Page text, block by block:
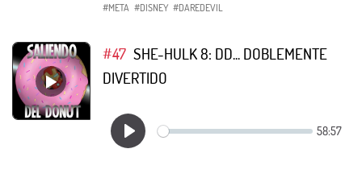
#META #DISNEY #DAREDEVIL
#47 SHE-HULK 8: DD... DOBLEMENTE
DIVERTIDO